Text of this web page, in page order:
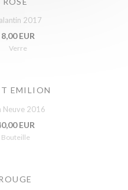
2017
8,00 EUR
Verre
EMILION
Neuve 2016
EUR
Bouteille